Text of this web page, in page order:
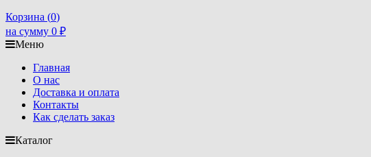
Корзина (0)
на сумму 0 ₽
Меню
Главная
О нас
Доставка и оплата
Контакты
Как сделать заказ
Каталог